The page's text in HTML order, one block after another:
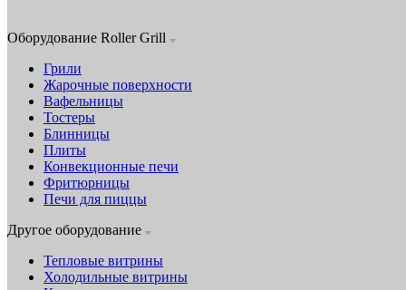
Оборудование Roller Grill
Грили
Жарочные поверхности
Вафельницы
Тостеры
Блинницы
Плиты
Конвекционные печи
Фритюрницы
Печи для пиццы
Другое оборудование
Тепловые витрины
Холодильные витрины